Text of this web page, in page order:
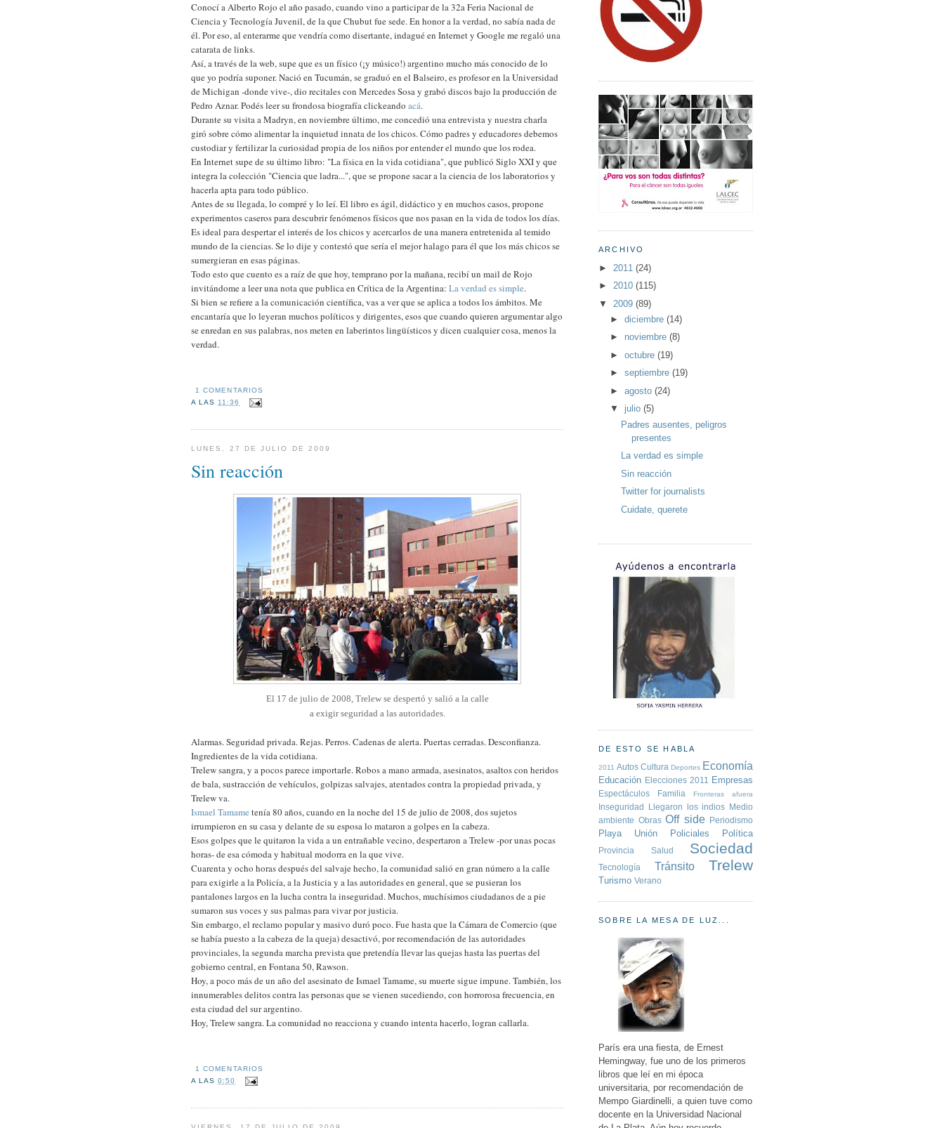
Conocí a Alberto Rojo el año pasado, cuando vino a participar de la 32a Feria Nacional de
Ciencia y Tecnología Juvenil, de la que Chubut fue sede. En honor a la verdad, no sabía nada de
él. Por eso, al enterarme que vendría como disertante, indagué en Internet y Google me regaló una
catarata de links.
Así, a través de la web, supe que es un físico (¡y músico!) argentino mucho más conocido de lo
que yo podría suponer. Nació en Tucumán, se graduó en el Balseiro, es profesor en la Universidad
de Michigan -donde vive-, dio recitales con Mercedes Sosa y grabó discos bajo la producción de
Pedro Aznar. Podés leer su frondosa biografía clickeando acá.
Durante su visita a Madryn, en noviembre último, me concedió una entrevista y nuestra charla
giró sobre cómo alimentar la inquietud innata de los chicos. Cómo padres y educadores debemos
custodiar y fertilizar la curiosidad propia de los niños por entender el mundo que los rodea.
En Internet supe de su último libro: "La física en la vida cotidiana", que publicó Siglo XXI y que
integra la colección "Ciencia que ladra...", que se propone sacar a la ciencia de los laboratorios y
hacerla apta para todo público.
Antes de su llegada, lo compré y lo leí. El libro es ágil, didáctico y en muchos casos, propone
experimentos caseros para descubrir fenómenos físicos que nos pasan en la vida de todos los días.
Es ideal para despertar el interés de los chicos y acercarlos de una manera entretenida al temido
mundo de la ciencias. Se lo dije y contestó que sería el mejor halago para él que los más chicos se
sumergieran en esas páginas.
Todo esto que cuento es a raíz de que hoy, temprano por la mañana, recibí un mail de Rojo
invitándome a leer una nota que publica en Crítica de la Argentina: La verdad es simple.
Si bien se refiere a la comunicación científica, vas a ver que se aplica a todos los ámbitos. Me
encantaría que lo leyeran muchos políticos y dirigentes, esos que cuando quieren argumentar algo
se enredan en sus palabras, nos meten en laberintos lingüísticos y dicen cualquier cosa, menos la
verdad.
1 COMENTARIOS
A LAS 11:36
LUNES, 27 DE JULIO DE 2009
Sin reacción
El 17 de julio de 2008, Trelew se despertó y salió a la calle
a exigir seguridad a las autoridades.
Alarmas. Seguridad privada. Rejas. Perros. Cadenas de alerta. Puertas cerradas. Desconfianza.
Ingredientes de la vida cotidiana.
Trelew sangra, y a pocos parece importarle. Robos a mano armada, asesinatos, asaltos con heridos
de bala, sustracción de vehículos, golpizas salvajes, atentados contra la propiedad privada, y
Trelew va.
Ismael Tamame tenía 80 años, cuando en la noche del 15 de julio de 2008, dos sujetos
irrumpieron en su casa y delante de su esposa lo mataron a golpes en la cabeza.
Esos golpes que le quitaron la vida a un entrañable vecino, despertaron a Trelew -por unas pocas
horas- de esa cómoda y habitual modorra en la que vive.
Cuarenta y ocho horas después del salvaje hecho, la comunidad salió en gran número a la calle
para exigirle a la Policía, a la Justicia y a las autoridades en general, que se pusieran los
pantalones largos en la lucha contra la inseguridad. Muchos, muchísimos ciudadanos de a pie
sumaron sus voces y sus palmas para vivar por justicia.
Sin embargo, el reclamo popular y masivo duró poco. Fue hasta que la Cámara de Comercio (que
se había puesto a la cabeza de la queja) desactivó, por recomendación de las autoridades
provinciales, la segunda marcha prevista que pretendía llevar las quejas hasta las puertas del
gobierno central, en Fontana 50, Rawson.
Hoy, a poco más de un año del asesinato de Ismael Tamame, su muerte sigue impune. También, los
innumerables delitos contra las personas que se vienen sucediendo, con horrorosa frecuencia, en
esta ciudad del sur argentino.
Hoy, Trelew sangra. La comunidad no reacciona y cuando intenta hacerlo, logran callarla.
1 COMENTARIOS
A LAS0:50
ARCHIVO
► 2011 (24)
► 2010 (115)
▼ 2009 (89)
► diciembre (14)
► noviembre (8)
► octubre (19)
► septiembre (19)
► agosto (24)
▼ julio (5)
Padres ausentes, peligros
presentes
La verdad es simple
Sin reacción
Twitter for journalists
Cuidate, querete
DE ESTO SE HABLA
2011 Autos Cultura Deportes Economía
Educación Elecciones 2011 Empresas
Espectáculos Familia Fronteras afuera
Inseguridad Llegaron los indios
Medio
ambiente Obras Off side Periodismo
Playa Unión Policiales Política
Provincia Salud Sociedad
Tecnología Tránsito Trelew
Turismo Verano
SOBRE LA MESA DE LUZ...
París era una fiesta, de Ernest
Hemingway, fue uno de los primeros
libros que leí en mi época
universitaria, por recomendación de
Mempo Giardinelli, a quien tuve como
docente en la Universidad Nacional